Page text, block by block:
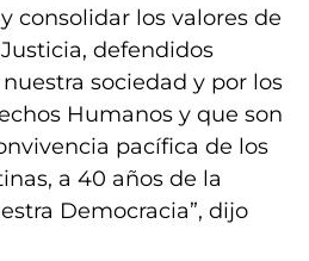
consolidar los valores de
defendidos
sociedad y por los
Humanos y que son
pacífica de los
a 40 años de la
Democracia”, dijo